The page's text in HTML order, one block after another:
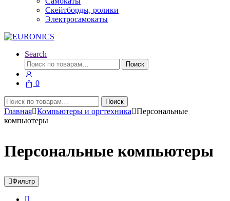
Скейтборды, ролики
Электросамокаты
Search
Искать:
Поиск
0
Искать:
Поиск
Главная Компьютеры и оргтехника
Персональные
компьютеры
Персональные компьютеры
Фильтр